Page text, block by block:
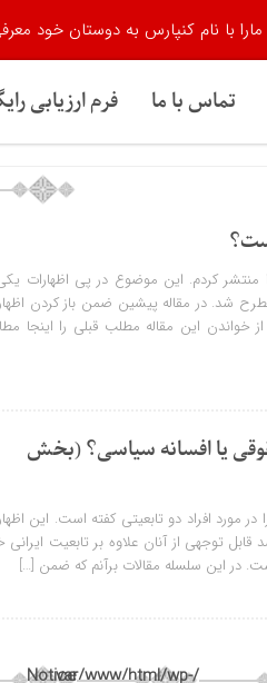
تماس با ما فرم ارزیابی
کردم. این موضوع در پی اظهارات
شد. در مقاله پیشین ضمن باز کردن
این مقاله مطلب قبلی را اینجا
یا افسانه سیاسی؟ (بخش
مورد افراد دو تابعیتی کفته است. این
توجهی از آنان علاوه بر تابعیت ایرانی
در این سلسله مقالات برآنم که ضمن […]
Notice/var/www/html/wp-
با نام کنپارس به دوستان خود